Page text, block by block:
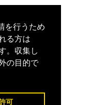
を行うため
る方は
。収集し
の目的で
可